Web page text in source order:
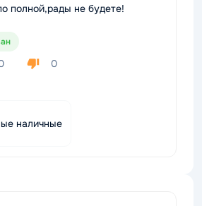
полной,рады не будете!
0
наличные